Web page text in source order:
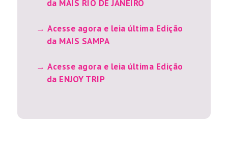
da MAIS RIO DE JANEIRO
Acesse agora e leia última Edição
da MAIS SAMPA
Acesse agora e leia última Edição
da ENJOY TRIP